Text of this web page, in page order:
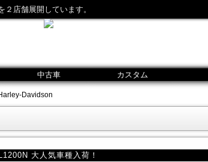
店舗展開しています。
中古車 カスタム
Davidson
大人気車種入荷！